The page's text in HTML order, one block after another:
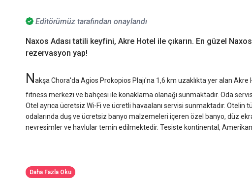
Editörümüz tarafından onaylandı
Naxos Adası tatili keyfini, Akre Hotel ile çıkarın. En güzel
rezervasyon yap!
Nakşa Chora'da Agios Prokopios Plajı'na 1,6 km uzaklıkta yer alan
fitness merkezi ve bahçesi ile konaklama olanağı sunmaktadır. Oda
Otel ayrıca ücretsiz Wi-Fi ve ücretli havaalanı servisi sunmaktadır. Otelin
odalarında duş ve ücretsiz banyo malzemeleri içeren özel banyo, düz
nevresimler ve havlular temin edilmektedir. Tesiste kontinental, Amerikan
Daha Fazla Oku